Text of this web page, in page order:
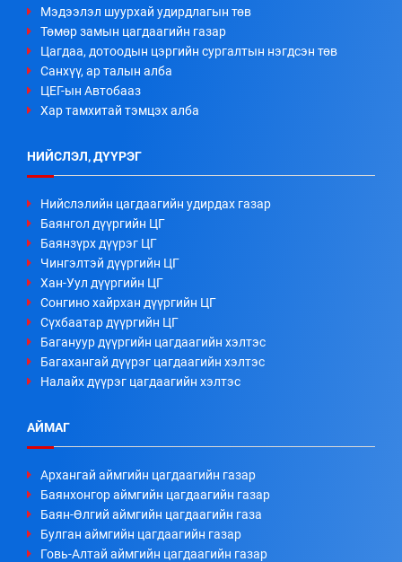
Мэдээлэл шуурхай удирдлагын төв
Төмөр замын цагдаагийн газар
Цагдаа, дотоодын цэргийн сургалтын нэгдсэн төв
Санхүү, ар талын алба
ЦЕГ-ын Автобааз
Хар тамхитай тэмцэх алба
НИЙСЛЭЛ, ДҮҮРЭГ
Нийслэлийн цагдаагийн удирдах газар
Баянгол дүүргийн ЦГ
Баянзүрх дүүрэг ЦГ
Чингэлтэй дүүргийн ЦГ
Хан-Уул дүүргийн ЦГ
Сонгино хайрхан дүүргийн ЦГ
Сүхбаатар дүүргийн ЦГ
Багануур дүүргийн цагдаагийн хэлтэс
Багахангай дүүрэг цагдаагийн хэлтэс
Налайх дүүрэг цагдаагийн хэлтэс
АЙМАГ
Архангай аймгийн цагдаагийн газар
Баянхонгор аймгийн цагдаагийн газар
Баян-Өлгий аймгийн цагдаагийн газа
Булган аймгийн цагдаагийн газар
Говь-Алтай аймгийн цагдаагийн газар